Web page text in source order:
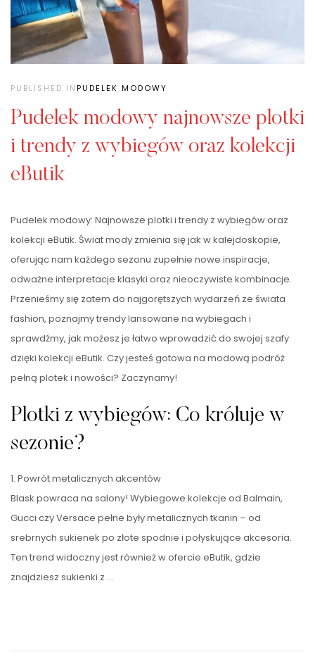
PUBLISHED INPUDELEK MODOWY
Pudelek modowy najnowsze plotki
i trendy z wybiegów oraz kolekcji
eButik
Pudelek modowy: Najnowsze plotki i trendy z wybiegów oraz
kolekcji eButik. Świat mody zmienia się jak w kalejdoskopie,
oferując nam każdego sezonu zupełnie nowe inspiracje,
odważne interpretacje klasyki oraz nieoczywiste kombinacje.
Przenieśmy się zatem do najgorętszych wydarzeń ze świata
fashion, poznajmy trendy lansowane na wybiegach i
sprawdźmy, jak możesz je łatwo wprowadzić do swojej szafy
dzięki kolekcji eButik. Czy jesteś gotowa na modową podróż
pełną plotek i nowości? Zaczynamy!
Plotki z wybiegów: Co króluje w
sezonie?
1. Powrót metalicznych akcentów
Blask powraca na salony! Wybiegowe kolekcje od Balmain,
Gucci czy Versace pełne były metalicznych tkanin – od
srebrnych sukienek po złote spodnie i połyskujące akcesoria.
Ten trend widoczny jest również w ofercie eButik, gdzie
znajdziesz sukienki z …